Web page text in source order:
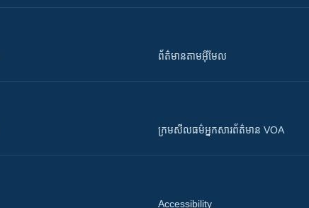
ព័ត៌មាន​តាម​អ៊ីមែល
ក្រម​​​សីលធម៌​​​អ្នក​​​សារព័ត៌មាន VOA
Accessibility